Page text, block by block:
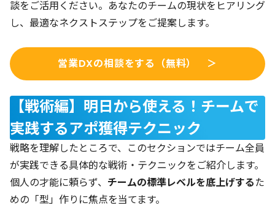
談をご活用ください。あなたのチームの現状をヒアリング
し、最適なネクストステップをご提案します。
営業DXの相談をする（無料） ＞
【戦術編】明日から使える！チームで
実践するアポ獲得テクニック
戦略を理解したところで、このセクションではチーム全員
が実践できる具体的な戦術・テクニックをご紹介します。
個人の才能に頼らず、 チームの標準レベルを底上げするた
めの「型」作りに焦点を当てます。